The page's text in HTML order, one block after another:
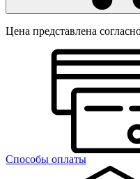
Цена представлена
Способы оплаты